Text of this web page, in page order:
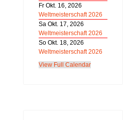
Fr Okt. 16, 2026
Weltmeisterschaft 2026
Sa Okt. 17, 2026
Weltmeisterschaft 2026
So Okt. 18, 2026
Weltmeisterschaft 2026
View Full Calendar